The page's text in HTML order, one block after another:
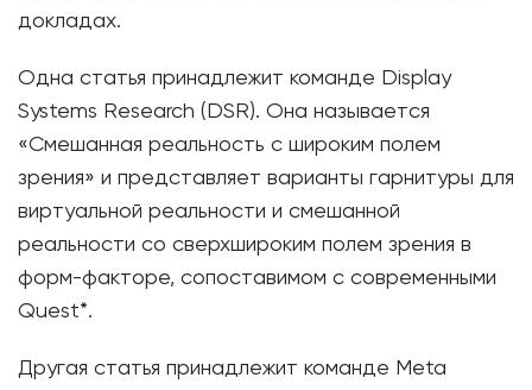
докладах.
Одна статья принадлежит команде Display
Systems Research (DSR). Она называется
«Смешанная реальность с широким полем
зрения» и представляет варианты гарнитуры для
виртуальной реальности и смешанной
реальности со сверхшироким полем зрения в
форм-факторе, сопоставимом с современными
Quest*.
Другая статья принадлежит команде Meta